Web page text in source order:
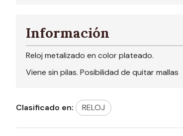
Información
Reloj metalizado en color plateado.
Viene sin pilas. Posibilidad de quitar mallas
Clasificado en: RELOJ